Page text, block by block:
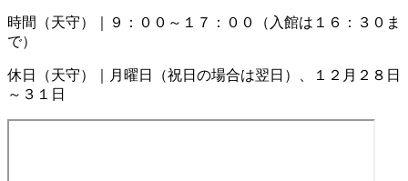
時間（天守）｜９：００～１７：００（入館は１６：３０ま
で）
休日（天守）｜月曜日（祝日の場合は翌日）、１２月２８日
～３１日